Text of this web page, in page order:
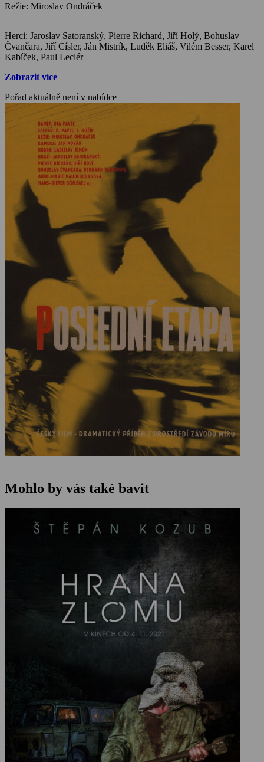
Režie: Miroslav Ondráček
Herci: Jaroslav Satoranský, Pierre Richard, Jiří Holý, Bohuslav
Čvančara, Jiří Císler, Ján Mistrík, Luděk Eliáš, Vilém Besser, Karel
Kabíček, Paul Leclér
Zobrazit více
Pořad aktuálně není v nabídce
Mohlo by vás také bavit